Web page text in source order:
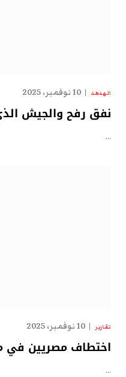
الهدهد 10 نوفمبر، 2025
نفق رفح والجيش
…
تقارير 10 نوفمبر، 2025
اختطاف مصريين في
…